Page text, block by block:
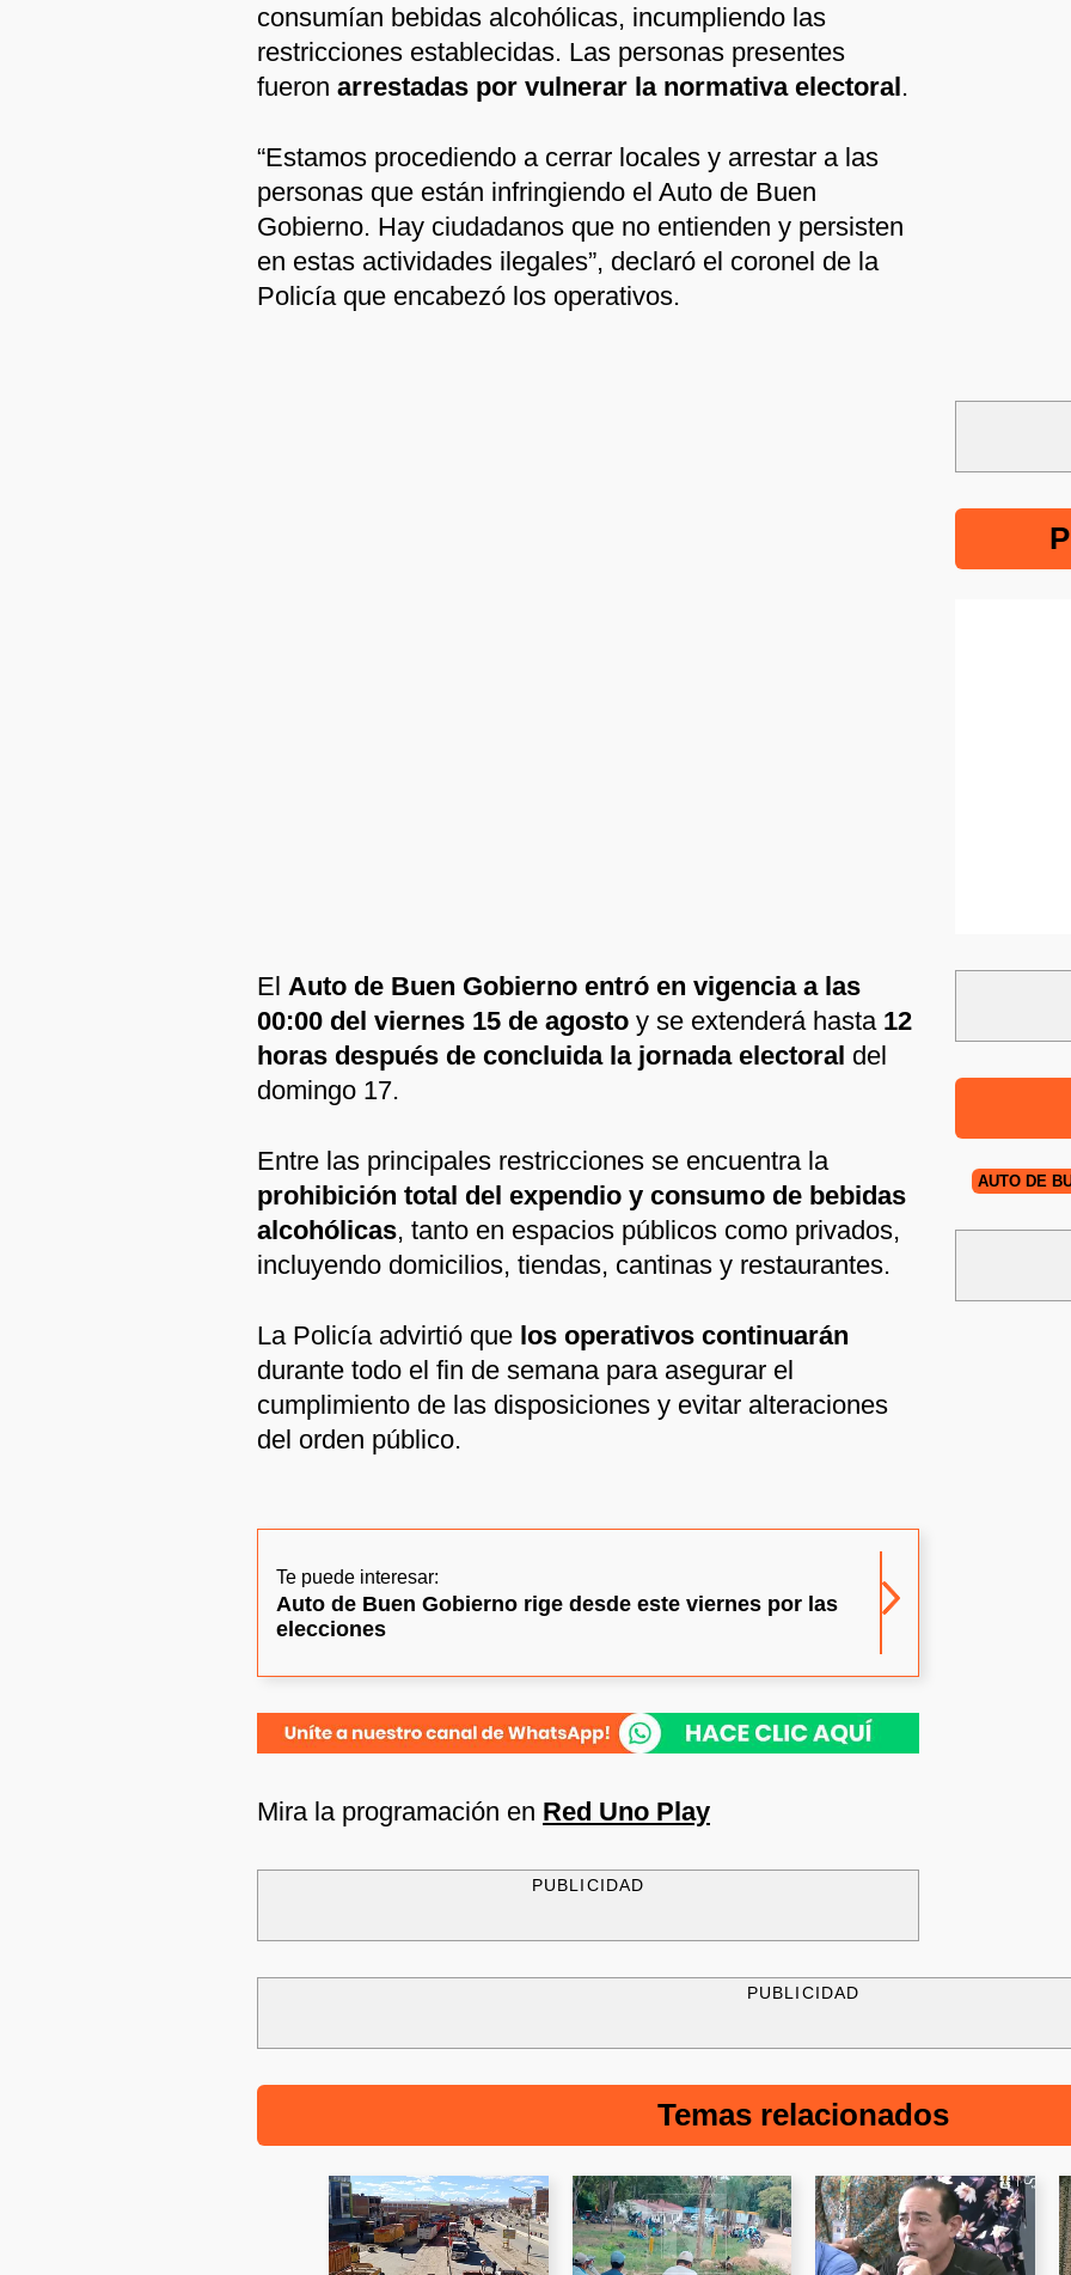
consumían bebidas alcohólicas, incumpliendo las
restricciones establecidas. Las personas presentes
fueron arrestadas por vulnerar la normativa electoral.
“Estamos procediendo a cerrar locales y arrestar a las
personas que están infringiendo el Auto de Buen
Gobierno. Hay ciudadanos que no entienden y persisten
en estas actividades ilegales”, declaró el coronel de la
Policía que encabezó los operativos.
El Auto de Buen Gobierno entró en vigencia a las
00:00 del viernes 15 de agosto y se extenderá hasta 12
horas después de concluida la jornada electoral del
domingo 17.
Entre las principales restricciones se encuentra la
prohibición total del expendio y consumo de bebidas
alcohólicas, tanto en espacios públicos como privados,
incluyendo domicilios, tiendas, cantinas y restaurantes.
La Policía advirtió que los operativos continuarán
durante todo el fin de semana para asegurar el
cumplimiento de las disposiciones y evitar alteraciones
del orden público.
Te puede interesar:
Auto de Buen Gobierno rige desde este viernes por las
elecciones
Mira la programación en Red Uno Play
PUBLICIDAD
AUTO DE
PUBLICIDAD
Temas relacionados